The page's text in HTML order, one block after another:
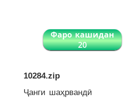
Фаро кашидан
20
10284.zip
Ҷанги шаҳрвандӣ